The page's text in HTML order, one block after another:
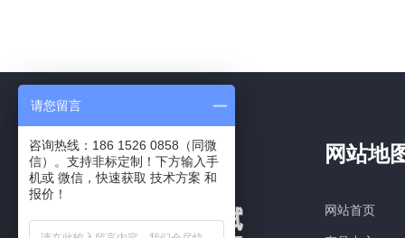
网站地
网站首页
请您留言
咨询热线：186 1526 0858（同微
信）。支持非标定制！下方输入手
机或 微信，快速获取 技术方案 和
报价！